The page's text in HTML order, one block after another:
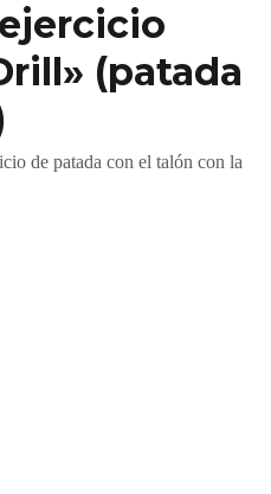
(patada
de patada con el talón con la